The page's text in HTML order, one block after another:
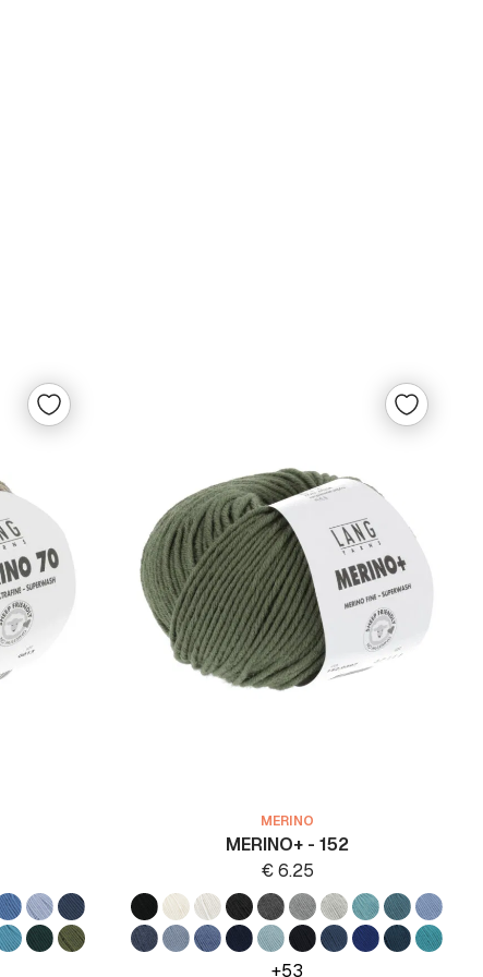
MERINO
MERINO+ - 152
€6.25
+53